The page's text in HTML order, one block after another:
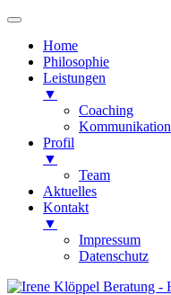
Home
Philosophie
Leistungen
▼
Coaching
Kommunikation
Profil
▼
Team
Aktuelles
Kontakt
▼
Impressum
Datenschutz